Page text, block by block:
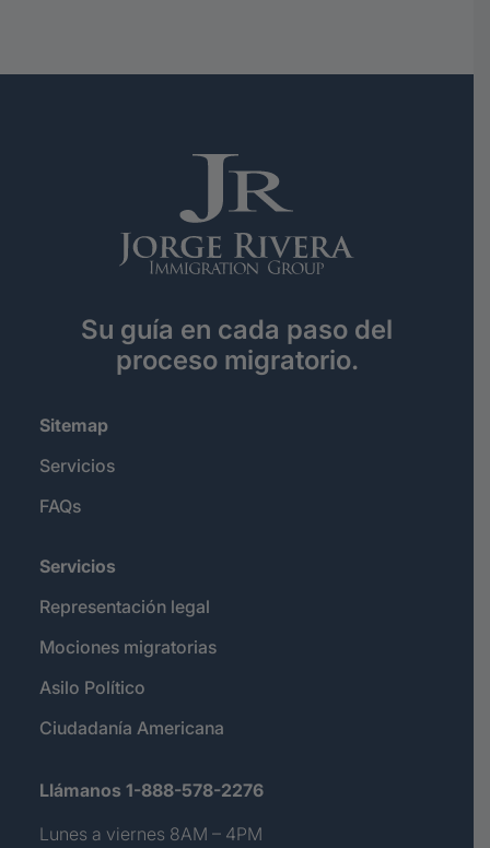
Su guía en cada paso del
proceso migratorio.
Sitemap
Servicios
FAQs
Servicios
Representación legal
Mociones migratorias
Asilo Político
Ciudadanía Americana
Llámanos 1-888-578-2276
Lunes a viernes 8AM – 4PM